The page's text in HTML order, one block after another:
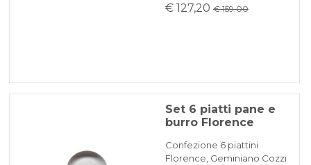
€ 127,20 € 159.00
Set 6 piatti pane e
burro Florence
Confezione 6 piattini
Florence, Geminiano Cozzi